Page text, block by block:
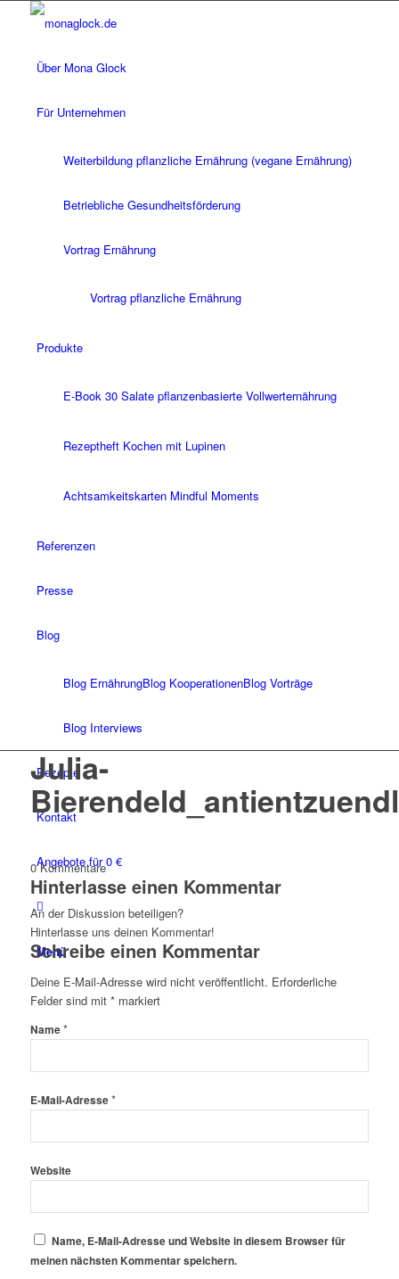
Über Mona Glock
Für Unternehmen
Weiterbildung pflanzliche Ernährung (vegane Ernährung)
Betriebliche Gesundheitsförderung
Vortrag Ernährung
Vortrag pflanzliche Ernährung
Produkte
E-Book 30 Salate pflanzenbasierte Vollwerternährung
Rezeptheft Kochen mit Lupinen
Achtsamkeitskarten Mindful Moments
Referenzen
Presse
Blog
Blog ErnährungBlog KooperationenBlog Vorträge
Blog Interviews
Rezepte
Kontakt
Angebote für 0 €
Menü
Julia-
0 Kommentare
Hinterlasse einen Kommentar
An der Diskussion beteiligen?
Hinterlasse uns deinen Kommentar!
Schreibe einen Kommentar
Deine E-Mail-Adresse wird nicht veröffentlicht. Erforderliche
Felder sind mit *markiert
Name*
E-Mail-Adresse*
Website
Name, E-Mail-Adresse und Website in diesem Browser für
meinen nächsten Kommentar speichern.